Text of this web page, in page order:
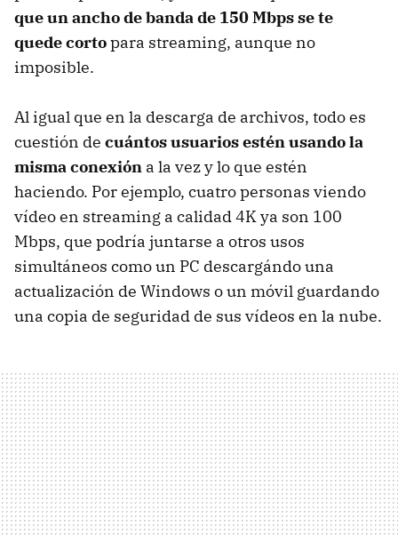
que un ancho de banda de 150 Mbps se te
quede cortopara streaming, aunque no
imposible.
Al igual que en la descarga de archivos, todo es
cuestión de cuántos usuarios estén usando la
misma conexión a la vez y lo que estén
haciendo. Por ejemplo, cuatro personas viendo
vídeo en streaming a calidad 4K ya son 100
Mbps, que podría juntarse a otros usos
simultáneos como un PC descargándo una
actualización de Windows o un móvil guardando
una copia de seguridad de sus vídeos en la nube.